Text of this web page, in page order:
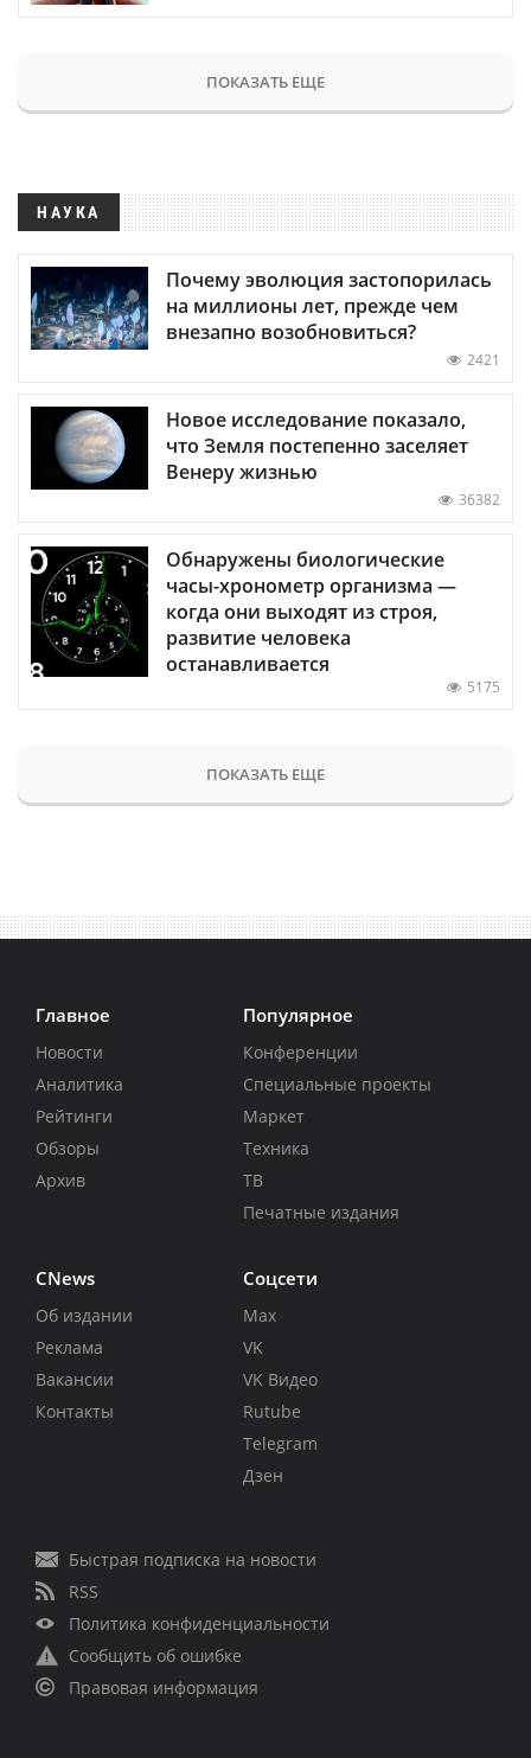
ПОКАЗАТЬ ЕЩЕ
НАУКА
Почему эволюция застопорилась
на миллионы лет, прежде чем
внезапно возобновиться?
2421
Новое исследование показало,
что Земля постепенно заселяет
Венеру жизнью
36382
Обнаружены биологические
часы-хронометр организма —
когда они выходят из строя,
развитие человека
останавливается
5175
ПОКАЗАТЬ ЕЩЕ
Главное
Новости
Аналитика
Рейтинги
Обзоры
Архив
Популярное
Конференции
Специальные проекты
Маркет
Техника
ТВ
Печатные издания
CNews
Об издании
Реклама
Вакансии
Контакты
Соцсети
Max
VK
VK Видео
Rutube
Telegram
Дзен
Быстрая подписка на новости
RSS
Политика конфиденциальности
Сообщить об ошибке
Правовая информация